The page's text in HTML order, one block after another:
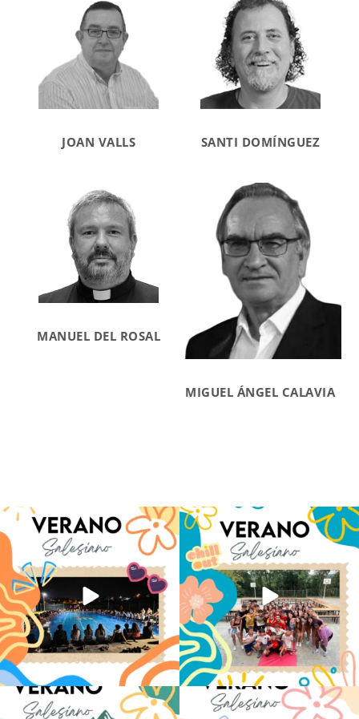
JOAN VALLS SANTI DOMÍNGUEZ
MANUEL DEL ROSAL
MIGUEL ÁNGEL CALAVIA
Volvemos con el corazón bien llenito de
ADOS ...
20
Los alumnos de 6º de Primaria, 1º y 2º
de la ESO...
146 2
La diversión y la alegría también se han
sentido...
No hay verano sin que sea Salesiano ❤️
💫 en Luz 4
...